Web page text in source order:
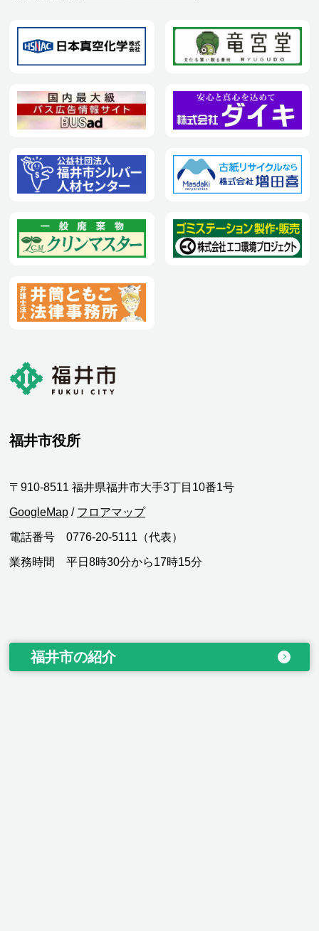
福井市役所
〒910-8511 福井県福井市大手3丁目10番1号
GoogleMap / フロアマップ
電話番号 0776-20-5111（代表）
業務時間 平日8時30分から17時15分
福井市の紹介